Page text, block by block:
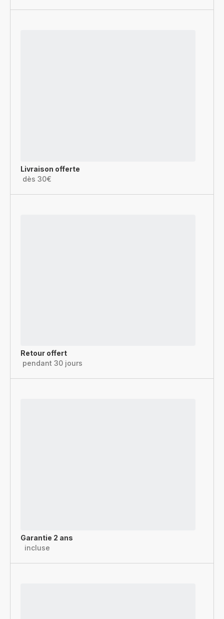
Livraison offerte
dès 30€
Retour offert
pendant 30 jours
Garantie 2 ans
incluse